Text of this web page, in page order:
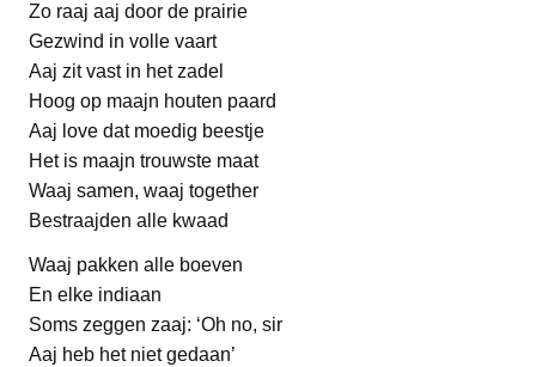
Zo raaj aaj door de prairie
Gezwind in volle vaart
Aaj zit vast in het zadel
Hoog op maajn houten paard
Aaj love dat moedig beestje
Het is maajn trouwste maat
Waaj samen, waaj together
Bestraajden alle kwaad
Waaj pakken alle boeven
En elke indiaan
Soms zeggen zaaj: ‘Oh no, sir
Aaj heb het niet gedaan’